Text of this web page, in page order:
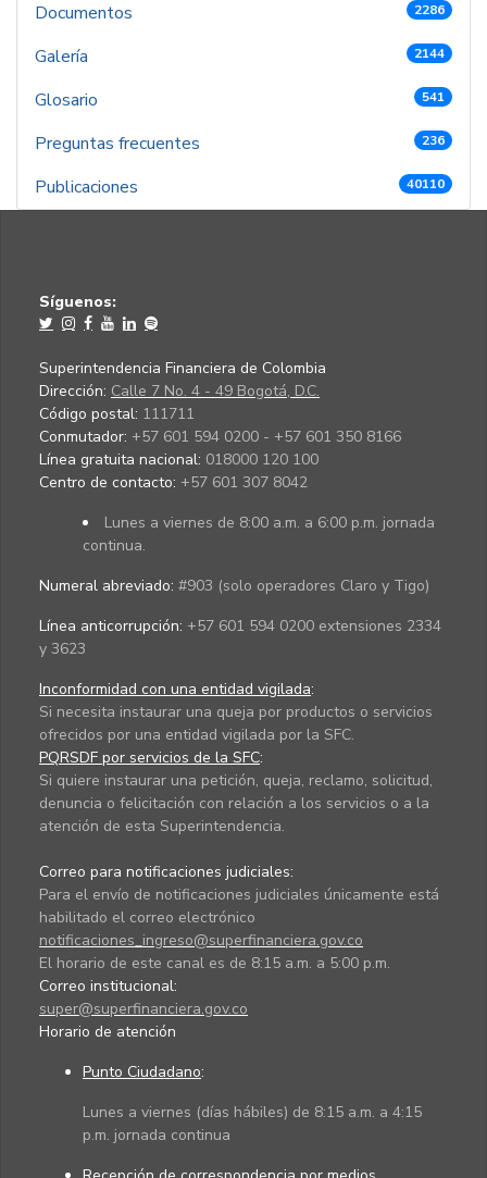
Documentos 2286
Galería 2144
Glosario 541
Preguntas frecuentes 236
Publicaciones 40110
Síguenos:
Superintendencia Financiera de Colombia
Dirección: Calle 7 No. 4 - 49 Bogotá, D.C.
Código postal: 111711
Conmutador: +57 601 594 0200 - +57 601 350 8166
Línea gratuita nacional: 018000 120 100
Centro de contacto: +57 601 307 8042
Lunes a viernes de 8:00 a.m. a 6:00 p.m. jornada
continua.
Numeral abreviado: #903 (solo operadores Claro y Tigo)
Línea anticorrupción: +57 601 594 0200 extensiones 2334
y 3623
Inconformidad con una entidad vigilada:
Si necesita instaurar una queja por productos o servicios
ofrecidos por una entidad vigilada por la SFC.
PQRSDF por servicios de la SFC:
Si quiere instaurar una petición, queja, reclamo, solicitud,
denuncia o felicitación con relación a los servicios o a la
atención de esta Superintendencia.
Correo para notificaciones judiciales:
Para el envío de notificaciones judiciales únicamente está
habilitado el correo electrónico
notificaciones_ingreso@superfinanciera.gov.co
El horario de este canal es de 8:15 a.m. a 5:00 p.m.
Correo institucional:
super@superfinanciera.gov.co
Horario de atención
Punto Ciudadano:
Lunes a viernes (días hábiles) de 8:15 a.m. a 4:15
p.m. jornada continua